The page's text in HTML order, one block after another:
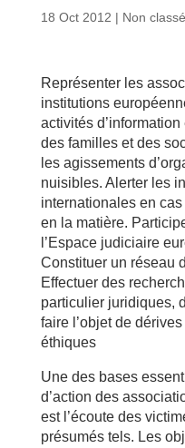
18 Oct 2012 | Non classé
Représenter les
institutions
activités
des familles et des
les agissements
nuisibles. Alerter les
internationales en
en la matière.
l’Espace judiciaire
Constituer un réseau
Effectuer des
particulier juridiques,
faire l’objet de
éthiques
Une des bases
d’action des
est l’écoute des
présumés tels. Les